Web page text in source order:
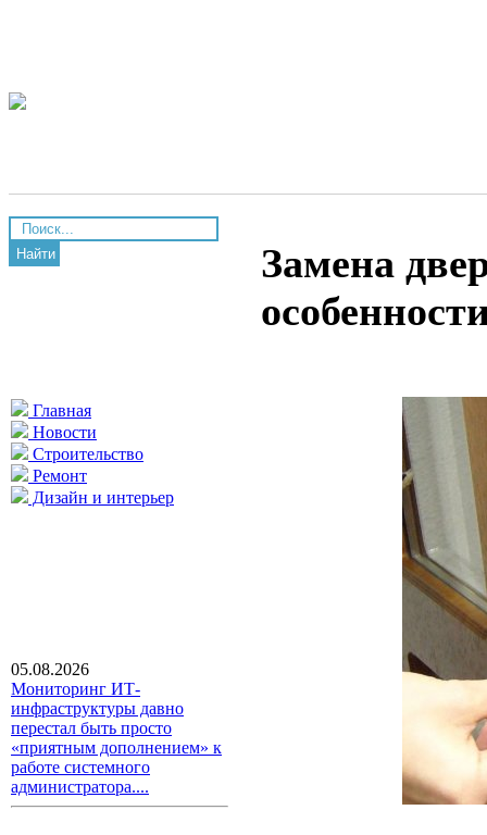
Найти
Главная
Новости
Строительство
Ремонт
Дизайн и интерьер
05.08.2026
Мониторинг ИТ-
инфраструктуры давно
перестал быть просто
«приятным дополнением» к
работе системного
администратора....
Замена